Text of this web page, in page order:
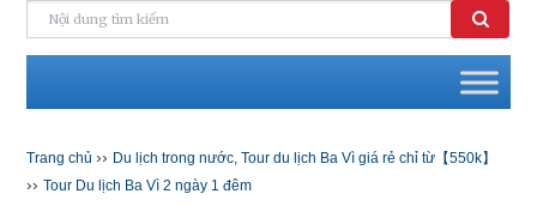
Trang chủ ›› Du lịch trong nước,Tour du lịch Ba Vì giá rẻ chỉ từ【550k】
››Tour Du lịch Ba Vì 2 ngày 1 đêm